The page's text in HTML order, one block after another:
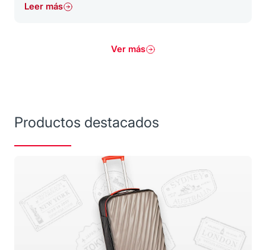
Leer más
Ver más
Productos destacados